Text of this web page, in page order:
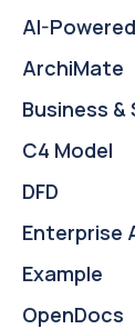
AI-
ArchiMate
Business
C4 Model
DFD
Enterprise
Example
OpenDocs